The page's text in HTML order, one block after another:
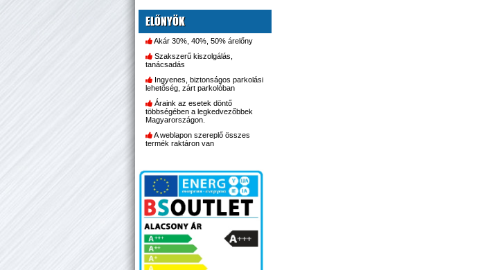
ELŐNYÖK
Akár 30%, 40%, 50% árelőny
Szakszerű kiszolgálás,
tanácsadás
Ingyenes, biztonságos parkolási
lehetőség, zárt parkolóban
Áraink az esetek döntő
többségében a legkedvezőbbek
Magyarországon.
A weblapon szereplő összes
termék raktáron van